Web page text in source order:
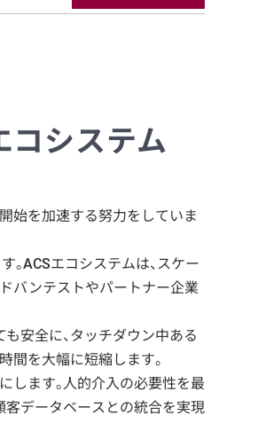
コシステム
始を加速する努力をしていま
ACSエコシステムは、スケー
バンテストやパートナー企業
安全に、タッチダウン中ある
間を大幅に短縮します。
します。人的介入の必要性を最
客データベースとの統合を実現